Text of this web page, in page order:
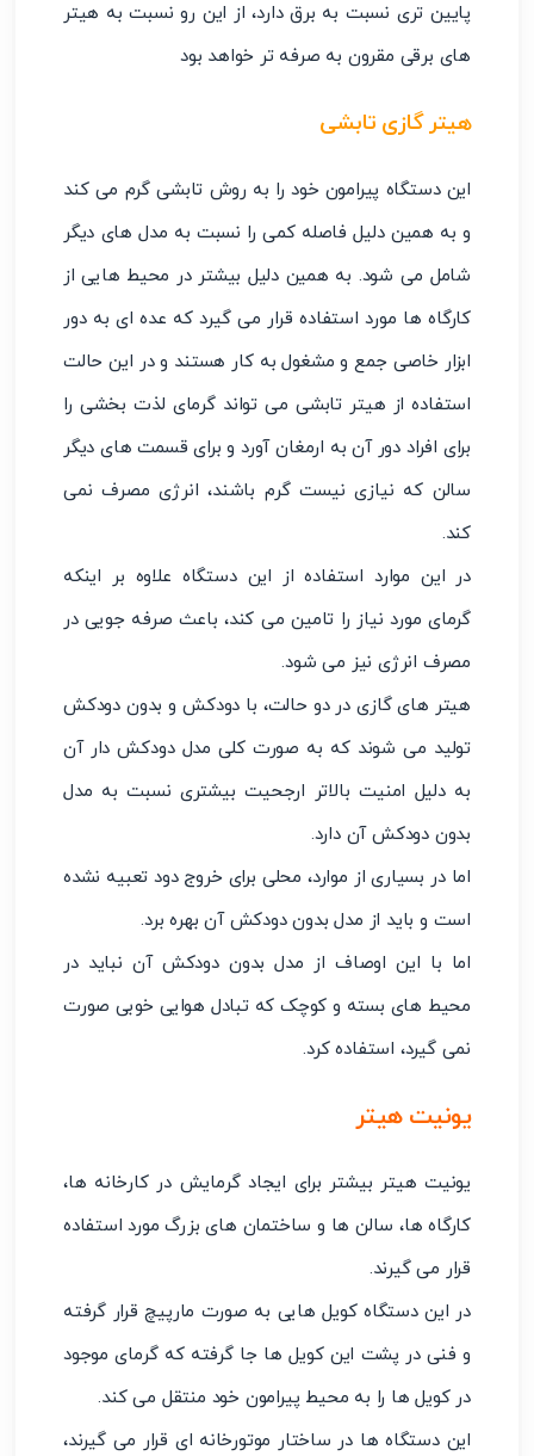
پایین تری نسبت به برق دارد، از این رو نسبت به هیتر
های برقی مقرون به صرفه تر خواهد بود
هیتر گازی تابشی
این دستگاه پیرامون خود را به روش تابشی گرم می کند
و به همین دلیل فاصله کمی را نسبت به مدل های دیگر
شامل می شود. به همین دلیل بیشتر در محیط هایی از
کارگاه ها مورد استفاده قرار می گیرد که عده ای به دور
ابزار خاصی جمع و مشغول به کار هستند و در این حالت
استفاده از هیتر تابشی می تواند گرمای لذت بخشی را
برای افراد دور آن به ارمغان آورد و برای قسمت های دیگر
سالن که نیازی نیست گرم باشند، انرژی مصرف نمی
کند.
در این موارد استفاده از این دستگاه علاوه بر اینکه
گرمای مورد نیاز را تامین می کند، باعث صرفه جویی در
مصرف انرژی نیز می شود.
هیتر های گازی در دو حالت، با دودکش و بدون دودکش
تولید می شوند که به صورت کلی مدل دودکش دار آن
به دلیل امنیت بالاتر ارجحیت بیشتری نسبت به مدل
بدون دودکش آن دارد.
اما در بسیاری از موارد، محلی برای خروج دود تعبیه نشده
است و باید از مدل بدون دودکش آن بهره برد.
اما با این اوصاف از مدل بدون دودکش آن نباید در
محیط های بسته و کوچک که تبادل هوایی خوبی صورت
نمی گیرد، استفاده کرد.
یونیت هیتر
یونیت هیتر بیشتر برای ایجاد گرمایش در کارخانه ها،
کارگاه ها، سالن ها و ساختمان های بزرگ مورد استفاده
قرار می گیرند.
در این دستگاه کویل هایی به صورت مارپیچ قرار گرفته
و فنی در پشت این کویل ها جا گرفته که گرمای موجود
در کویل ها را به محیط پیرامون خود منتقل می کند.
این دستگاه ها در ساختار موتورخانه ای قرار می گیرند،